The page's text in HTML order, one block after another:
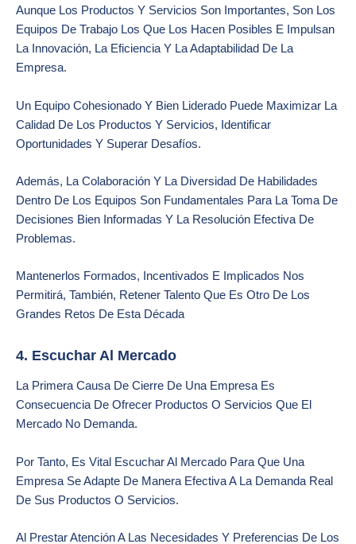
Aunque Los Productos Y Servicios Son Importantes, Son Los
Equipos De Trabajo Los Que Los Hacen Posibles E Impulsan
La Innovación, La Eficiencia Y La Adaptabilidad De La
Empresa.
Un Equipo Cohesionado Y Bien Liderado Puede Maximizar La
Calidad De Los Productos Y Servicios, Identificar
Oportunidades Y Superar Desafíos.
Además, La Colaboración Y La Diversidad De Habilidades
Dentro De Los Equipos Son Fundamentales Para La Toma De
Decisiones Bien Informadas Y La Resolución Efectiva De
Problemas.
Mantenerlos Formados, Incentivados E Implicados Nos
Permitirá, También, Retener Talento Que Es Otro De Los
Grandes Retos De Esta Década
4. Escuchar Al Mercado
La Primera Causa De Cierre De Una Empresa Es
Consecuencia De Ofrecer Productos O Servicios Que El
Mercado No Demanda.
Por Tanto, Es Vital Escuchar Al Mercado Para Que Una
Empresa Se Adapte De Manera Efectiva A La Demanda Real
De Sus Productos O Servicios.
Al Prestar Atención A Las Necesidades Y Preferencias De Los